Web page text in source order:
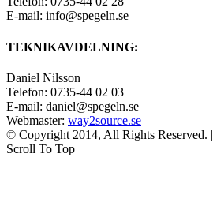
E-mail: info@spegeln.se
TEKNIKAVDELNING:
Daniel Nilsson
Telefon: 0735-44 02 03
E-mail: daniel@spegeln.se
Webmaster: way2source.se
© Copyright 2014, All Rights Reserved.
Scroll To Top